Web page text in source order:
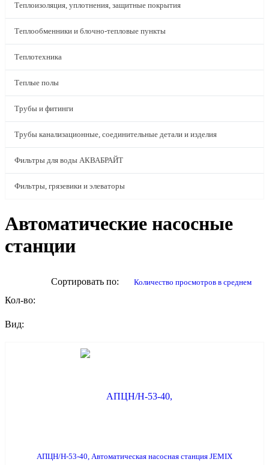
Теплоизоляция, уплотнения, защитные покрытия
Теплообменники и блочно-тепловые пункты
Теплотехника
Теплые полы
Трубы и фитинги
Трубы канализационные, соединительные детали и изделия
Фильтры для воды АКВАБРАЙТ
Фильтры, грязевики и элеваторы
Автоматические насосные
станции
Сортировать по: количество просмотров в среднем
Кол-во:
Вид:
АПЦН/Н-53-40, Автоматическая насосная станция JEMIX